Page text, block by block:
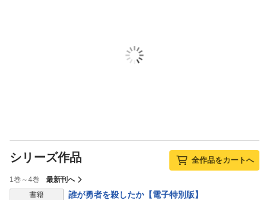
シリーズ作品 全作品をカートへ
1巻～4巻
最新刊へ
書籍
誰が勇者を殺したか【電子特別版】